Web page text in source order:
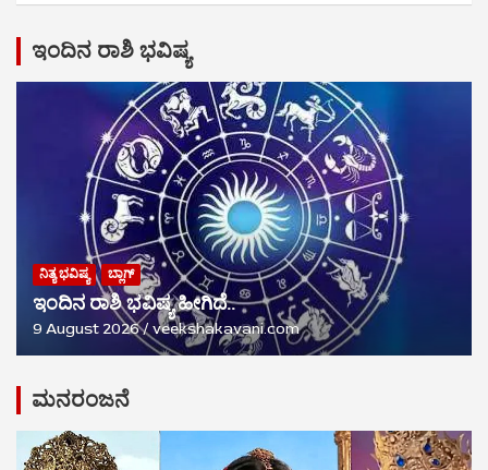
ಇಂದಿನ ರಾಶಿ ಭವಿಷ್ಯ
ನಿತ್ಯ ಭವಿಷ್ಯ ಬ್ಲಾಗ್
ಇಂದಿನ ರಾಶಿ ಭವಿಷ್ಯ ಹೀಗಿದೆ..
9 August 2026 veekshakavani.com
ಮನರಂಜನೆ